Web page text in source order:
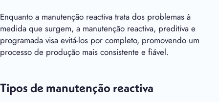
Enquanto a manutenção reactiva trata dos problemas à
medida que surgem, a manutenção reactiva, preditiva e
programada visa evitá-los por completo, promovendo um
processo de produção mais consistente e fiável.
Tipos de manutenção reactiva